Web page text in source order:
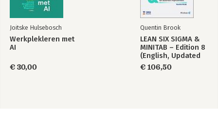
Joitske Hulsebosch
Werkplekleren met
AI
€ 30,00
Quentin Brook
LEAN SIX SIGMA &
MINITAB – Edition 8
(English, Updated
to Minitab 22)
€ 106,50